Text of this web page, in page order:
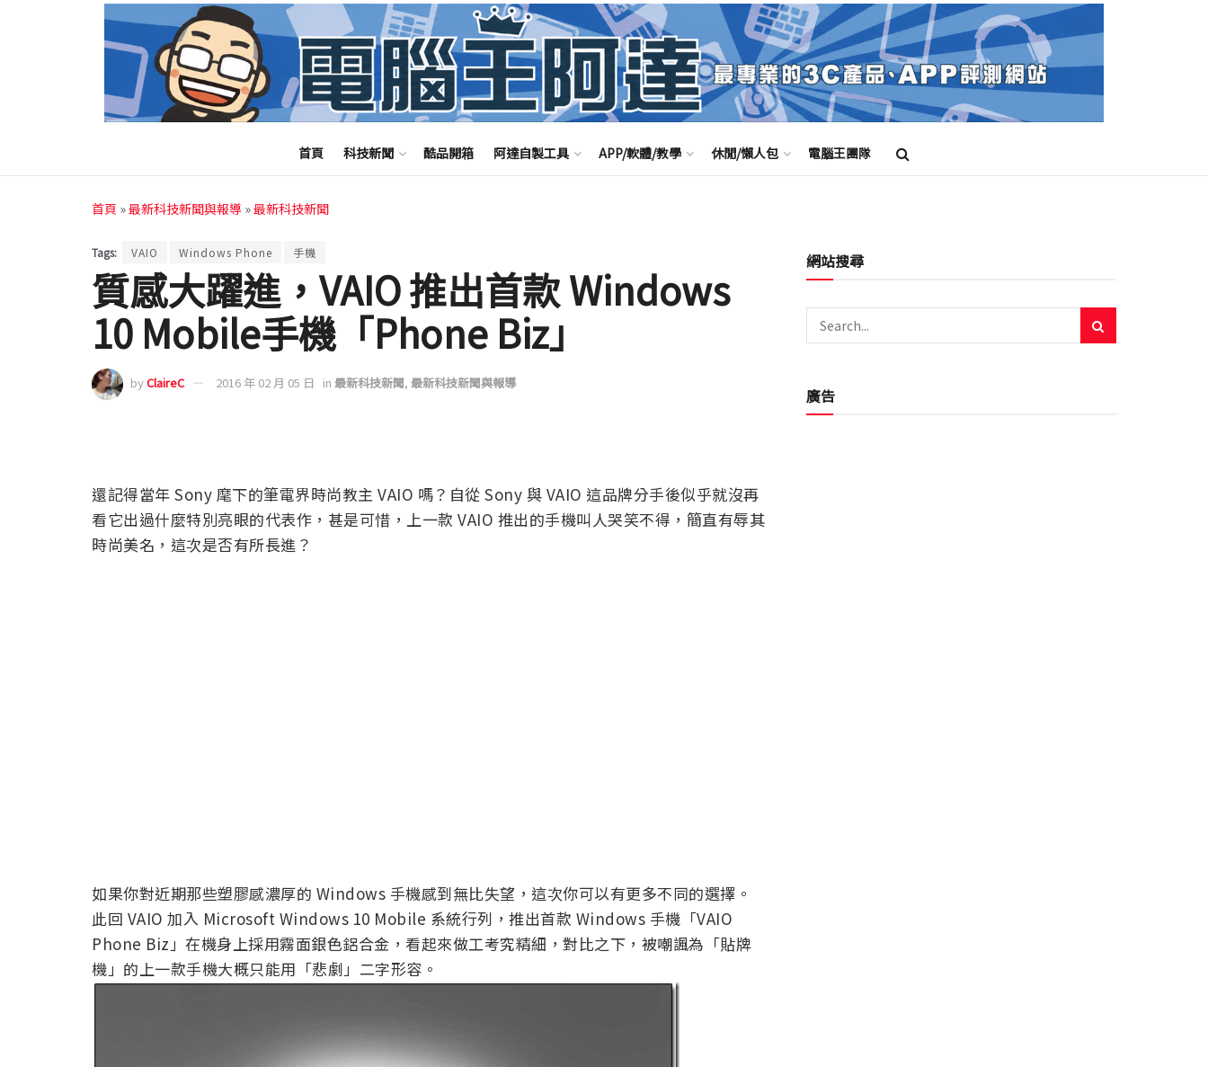
首頁 科技新聞 酷品開箱 阿達自製工具 APP/軟體/教學 休閒/懶人包 電腦王團隊
首頁 »最新科技新聞與報導 »最新科技新聞
Tags: VAIO Windows Phone 手機
質感大躍進，VAIO 推出首款 Windows
10 Mobile手機「Phone Biz」
byClaireC 2016 年 02 月 05 日 in 最新科技新聞, 最新科技新聞與報導
還記得當年 Sony 麾下的筆電界時尚教主 VAIO 嗎？自從 Sony 與 VAIO 這品牌分手後似乎就沒再
看它出過什麼特別亮眼的代表作，甚是可惜，上一款 VAIO 推出的手機叫人哭笑不得，簡直有辱其
時尚美名，這次是否有所長進？
如果你對近期那些塑膠感濃厚的 Windows 手機感到無比失望，這次你可以有更多不同的選擇。
此回 VAIO 加入 Microsoft Windows 10 Mobile 系統行列，推出首款 Windows 手機「VAIO
Phone Biz」在機身上採用霧面銀色鋁合金，看起來做工考究精細，對比之下，被嘲諷為「貼牌
機」的上一款手機大概只能用「悲劇」二字形容。
網站搜尋
廣告